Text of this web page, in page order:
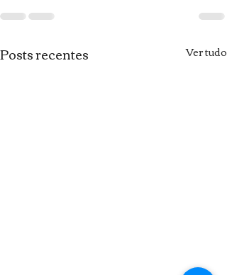
Posts recentes Ver tudo